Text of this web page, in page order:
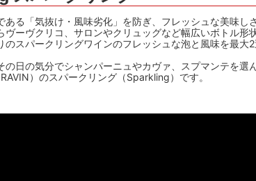
る「気抜け・風味劣化」を防ぎ、フレッシュな美味し
ーヴクリコ、サロンやクリュッグなど幅広いボトル形
スパークリングワインのフレッシュな泡と風味を最
日の気分でシャンパーニュやカヴァ、スプマンテを
）のスパークリング（Sparkling）です。